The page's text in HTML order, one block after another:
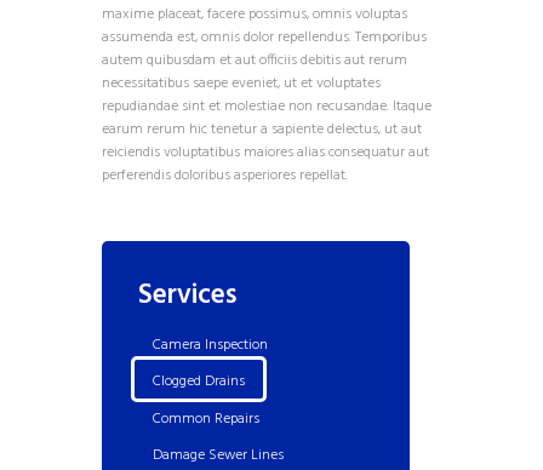
maxime placeat, facere possimus, omnis voluptas
assumenda est, omnis dolor repellendus. Temporibus
autem quibusdam et aut officiis debitis aut rerum
necessitatibus saepe eveniet, ut et voluptates
repudiandae sint et molestiae non recusandae. Itaque
earum rerum hic tenetur a sapiente delectus, ut aut
reiciendis voluptatibus maiores alias consequatur aut
perferendis doloribus asperiores repellat.
Services
Camera Inspection
Clogged Drains
Common Repairs
Damage Sewer Lines